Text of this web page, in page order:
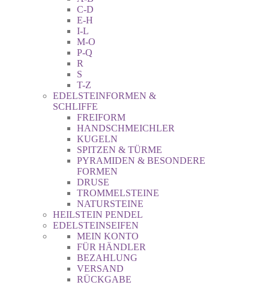
C-D
E-H
I-L
M-O
P-Q
R
S
T-Z
EDELSTEINFORMEN &
SCHLIFFE
FREIFORM
HANDSCHMEICHLER
KUGELN
SPITZEN & TÜRME
PYRAMIDEN & BESONDERE
FORMEN
DRUSE
TROMMELSTEINE
NATURSTEINE
HEILSTEIN PENDEL
EDELSTEINSEIFEN
MEIN KONTO
FÜR HÄNDLER
BEZAHLUNG
VERSAND
RÜCKGABE